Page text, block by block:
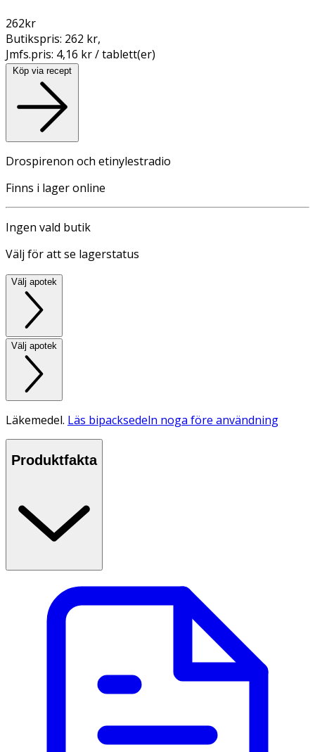
262kr
Butikspris: 262 kr,
Jmfs.pris: 4,16 kr / tablett(er)
Köp via recept
Drospirenon och etinylestradio
Finns i lager online
Ingen vald butik
Välj för att se lagerstatus
Välj apotek
Välj apotek
Läkemedel. Läs bipacksedeln noga före användning
Produktfakta